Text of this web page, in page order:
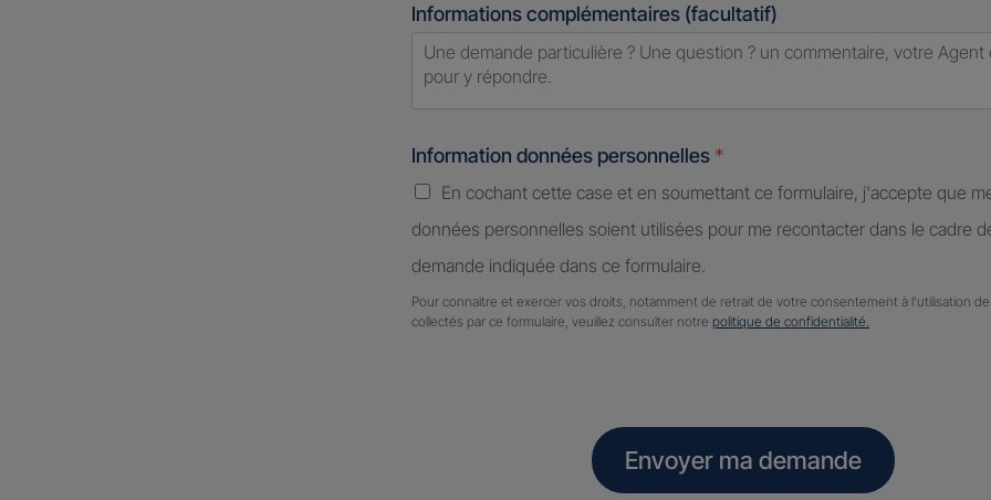
Informations complémentaires (facultatif)
Information données personnelles *
En cochant cette case et en soumettant ce formulaire, j'accepte que
données personnelles soient utilisées pour me recontacter dans le cadre
demande indiquée dans ce formulaire.
Pour connaitre et exercer vos droits, notamment de retrait de votre consentement à l'utilisation
collectés par ce formulaire, veuillez consulter notre politique de confidentialité.
Envoyer ma demande